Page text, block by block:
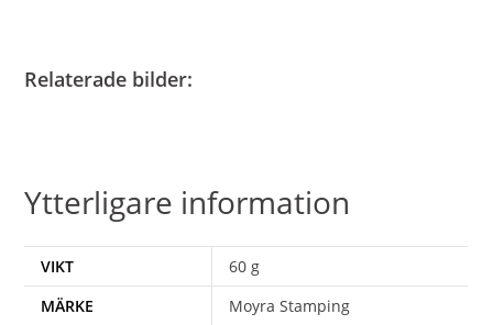
Relaterade bilder:
Ytterligare information
VIKT
60 g
MÄRKE
Moyra Stamping